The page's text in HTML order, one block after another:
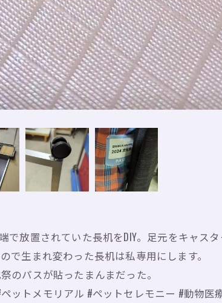
放置されていた長机をDIY。足元をキャス
生まれ変わった長机は私専用にします。
のパスが貼ったまんまだった。
ットメモリアル #ペットセレモニー #動物医